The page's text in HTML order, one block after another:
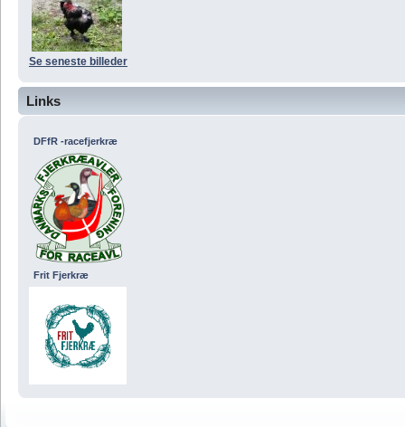
Se seneste billeder
Links
DFfR -racefjerkræ
Frit Fjerkræ